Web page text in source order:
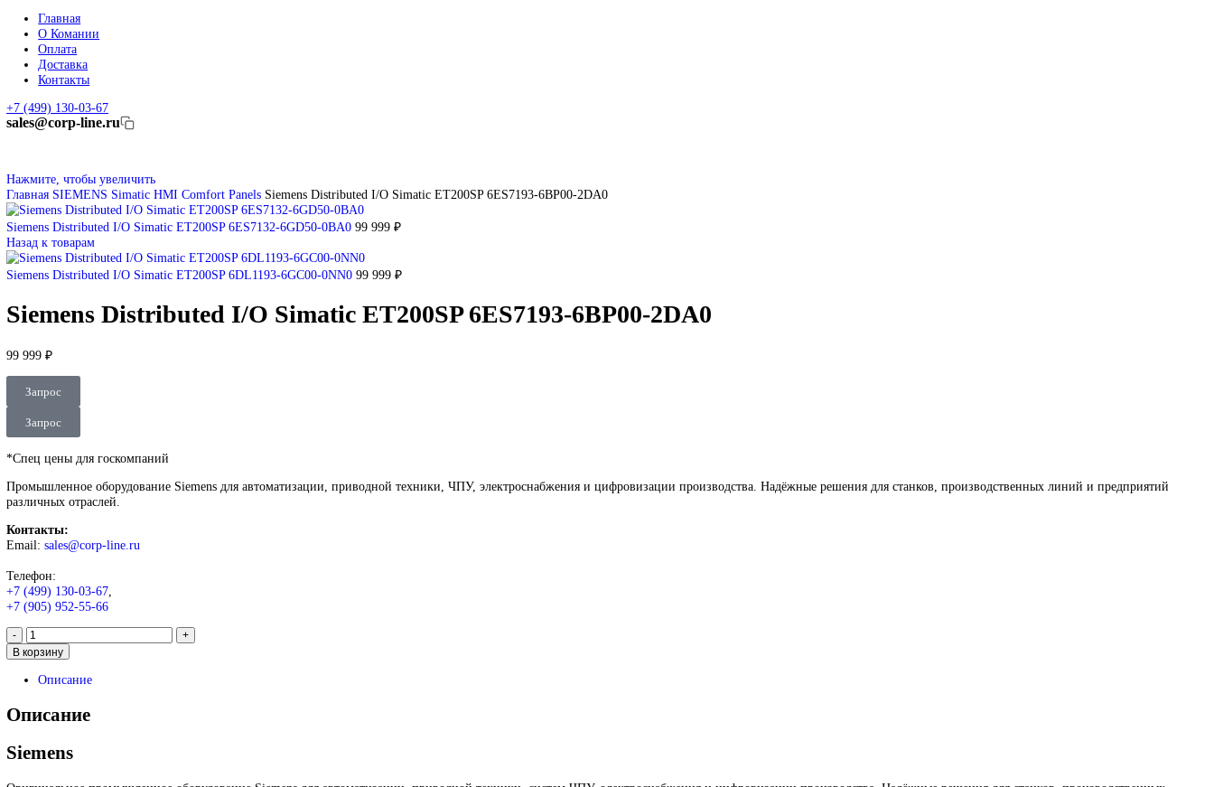
Renishaw Системы измерений
CMM Renishaw
Renishaw Калибровка
Renishaw Cтилусы
DUNGS
SMW AUTOBLOK
Сервопривод Siemens SQM
Сервопривод Siemens SKP
Газовый электромагнитный клапан Siemens
DEUBLIN
Главная
О Комании
Доставка
sales@corp-line.ru
Нажмите, чтобы увеличить
ГлавнаяSIEMENSSimatic HMI
Siemens Distributed I/O Simatic ET200SP 6ES7132-6GD50-0BA0
Назад к товарам
Siemens Distributed I/O Simatic ET200SP 6ES7193-6BP00-2DA0
99 999₽
Запрос